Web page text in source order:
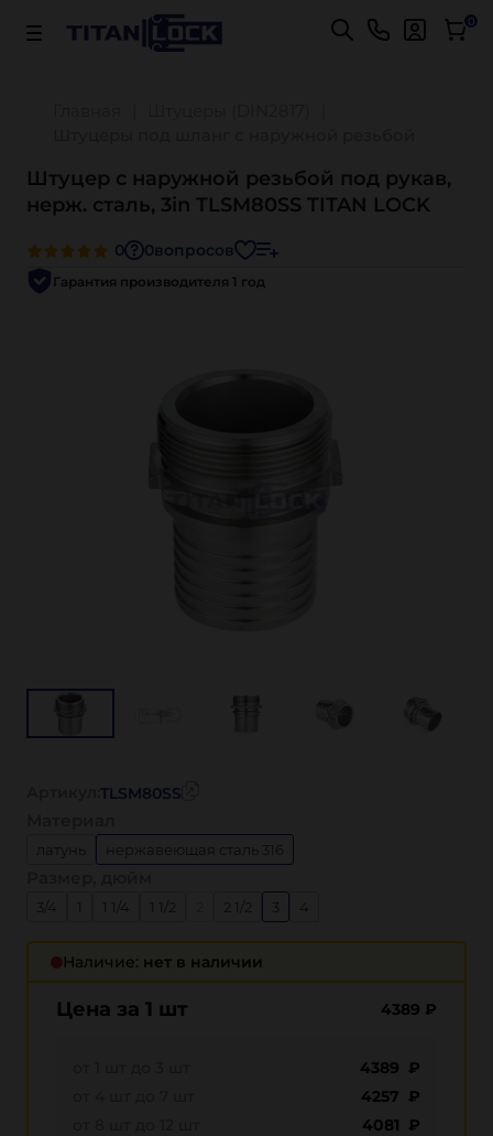
Важно! Для оплаты заказов Подробнее 0
Штуцер с наружной резьбой под рукав,
нерж. сталь, 3in TLSM80SS TITAN LOCK
0 0вопросов
Гарантия производителя 1 год
Наличие: нет в наличии
Цена за 1 шт 4389 ₽
4389 ₽
4257 ₽
4081 ₽
TLSM80SS
нержавеющая сталь 316
3/4 3